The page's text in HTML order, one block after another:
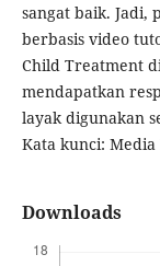
sangat baik. Jadi,
berbasis video
Child Treatment
mendapatkan
layak digunakan
Kata kunci: Media
Downloads